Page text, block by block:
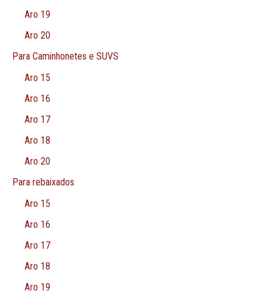
Aro 19
Aro 20
Para Caminhonetes e SUVS
Aro 15
Aro 16
Aro 17
Aro 18
Aro 20
Para rebaixados
Aro 15
Aro 16
Aro 17
Aro 18
Aro 19